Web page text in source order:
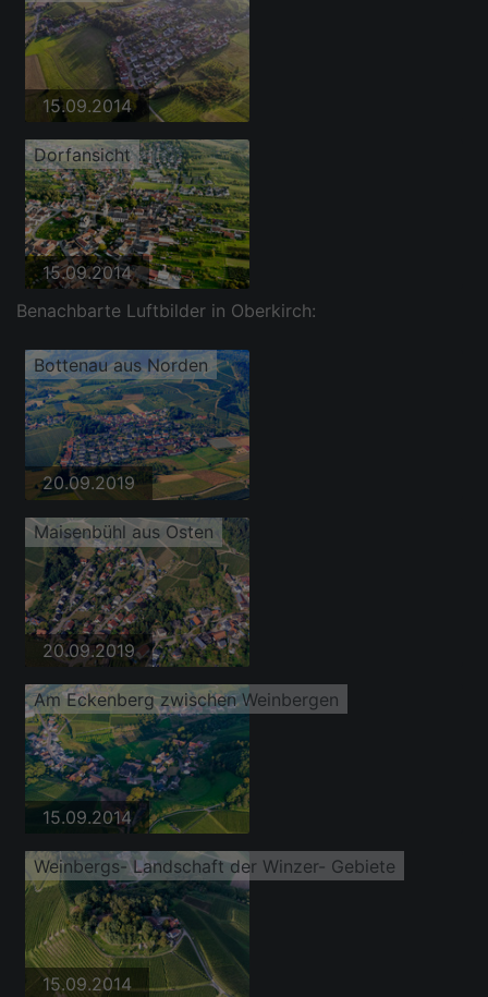
15.09.2014
Dorfansicht
15.09.2014
Benachbarte Luftbilder in Oberkirch:
Bottenau aus Norden
20.09.2019
Maisenbühl aus Osten
20.09.2019
Am Eckenberg zwischen Weinbergen
15.09.2014
Weinbergs- Landschaft der Winzer- Gebiete
15.09.2014